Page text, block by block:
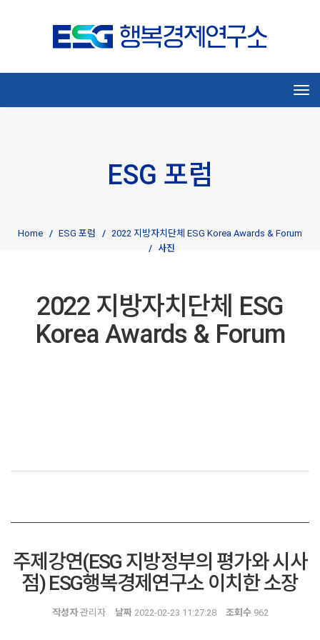
ESG 포럼
2022 지방자치단체 ESG
Korea Awards & Forum
Home ESG 포럼
2022 지방자치단체 ESG Korea Awards & Forum
사진
주제강연(ESG 지방정부의 평가와 시사
점) ESG행복경제연구소 이치한 소장
작성자관리자 날짜2022-02-23 11:27:28 조회수962